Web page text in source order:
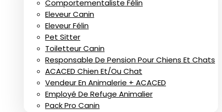
Comportementaliste Félin
Eleveur Canin
Eleveur Félin
Pet Sitter
Toiletteur Canin
Responsable De Pension Pour Chiens Et Chats
ACACED Chien Et/ou Chat
Vendeur En Animalerie + ACACED
Employé De Refuge Animalier
Pack Pro Canin